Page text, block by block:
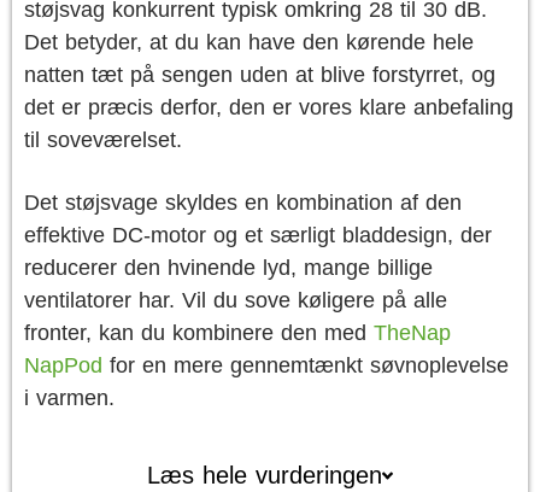
støjsvag konkurrent typisk omkring 28 til 30 dB.
Det betyder, at du kan have den kørende hele
natten tæt på sengen uden at blive forstyrret, og
det er præcis derfor, den er vores klare anbefaling
til soveværelset.
Det støjsvage skyldes en kombination af den
effektive DC-motor og et særligt bladdesign, der
reducerer den hvinende lyd, mange billige
ventilatorer har. Vil du sove køligere på alle
fronter, kan du kombinere den med TheNap
NapPod for en mere gennemtænkt søvnoplevelse
i varmen.
Læs hele vurderingen